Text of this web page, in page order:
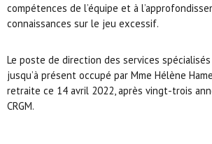
compétences de l’équipe et à
connaissances sur le jeu excessif.
Le poste de direction des services
jusqu’à présent occupé par Mme Hélène
retraite ce 14 avril 2022, après vingt-trois
CRGM.